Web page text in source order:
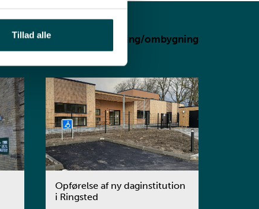
Tillad alle
Ingeniørydelser Renovering/ombygning
Opførelse af ny daginstitution
i Ringsted